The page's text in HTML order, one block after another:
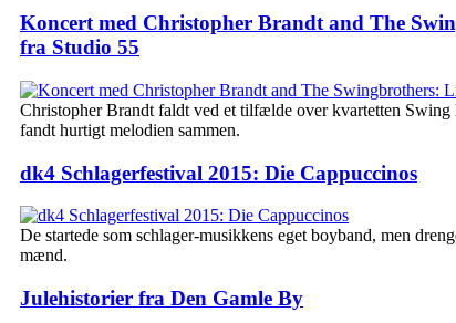
Koncert med Christopher Brandt and The
fra Studio 55
Christopher Brandt faldt ved et tilfælde over kvartetten Swing
fandt hurtigt melodien sammen.
dk4 Schlagerfestival 2015: Die Cappuccinos
De startede som schlager-musikkens eget boyband, men
mænd.
Julehistorier fra Den Gamle By